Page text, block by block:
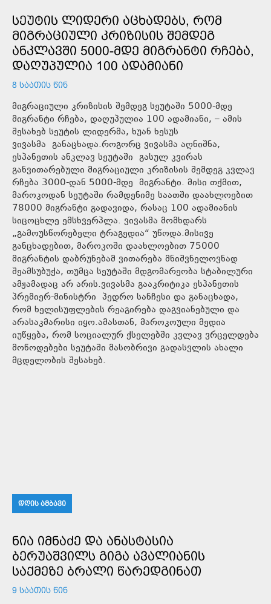
ᲡᲔᲣᲢᲘᲡ ᲚᲘᲓᲔᲠᲘ ᲐᲪᲮᲐᲓᲔᲑᲡ, ᲠᲝᲛ
ᲛᲘᲒᲠᲐᲪᲘᲣᲚᲘ ᲙᲠᲘᲖᲘᲡᲘᲡ ᲨᲔᲛᲓᲔᲒ
ᲐᲜᲙᲚᲐᲕᲨᲘ 5000-ᲛᲓᲔ ᲛᲘᲒᲠᲐᲜᲢᲘ ᲠᲩᲔᲑᲐ,
ᲓᲐᲦᲣᲞᲣᲚᲘᲐ 100 ᲐᲓᲐᲛᲘᲐᲜᲘ
8 ᲡᲐᲐᲗᲘᲡ ᲬᲘᲜ
მიგრაციული კრიზისის შემდეგ სეუტაში 5000-მდე
მიგრანტი რჩება, დაღუპულია 100 ადამიანი, – ამის
შესახებ სეუტის ლიდერმა, ხუან ხესუს
ვივასმა განაცხადა.როგორც ვივასმა აღნიშნა,
ესპანეთის ანკლავ სეუტაში გასულ კვირას
განვითარებული მიგრაციული კრიზისის შემდეგ კვლავ
რჩება 3000-დან 5000-მდე მიგრანტი. მისი თქმით,
მაროკოდან სეუტაში რამდენიმე საათში დაახლოებით
78000 მიგრანტი გადავიდა, რასაც 100 ადამიანის
სიცოცხლე ემსხვერპლა. ვივასმა მომხდარს
„გამოუსწორებელი ტრაგედია“ უწოდა.მისივე
განცხადებით, მაროკოში დაახლოებით 75000
მიგრანტის დაბრუნებამ ვითარება მნიშვნელოვნად
შეამსუბუქა, თუმცა სეუტაში მდგომარეობა სტაბილური
ამჟამადაც არ არის.ვივასმა გააკრიტიკა ესპანეთის
პრემიერ-მინისტრი პედრო სანჩესი და განაცხადა,
რომ ხელისუფლების რეაგირება დაგვიანებული და
არასაკმარისი იყო.ამასთან, მაროკოული მედია
იუწყება, რომ სოციალურ ქსელებში კვლავ ვრცელდება
მოწოდებები სეუტაში მასობრივი გადასვლის ახალი
მცდელობის შესახებ.
ᲓᲦᲘᲡ ᲐᲛᲑᲐᲕᲘ
ᲜᲘᲐ ᲘᲛᲜᲐᲫᲔ ᲓᲐ ᲐᲜᲐᲡᲢᲐᲡᲘᲐ
ᲑᲔᲠᲣᲐᲨᲕᲘᲚᲡ ᲒᲘᲒᲐ ᲐᲕᲐᲚᲘᲐᲜᲘᲡ
ᲡᲐᲥᲛᲔᲖᲔ ᲑᲠᲐᲚᲘ ᲬᲐᲠᲔᲓᲒᲘᲜᲐᲗ
9 ᲡᲐᲐᲗᲘᲡ ᲬᲘᲜ